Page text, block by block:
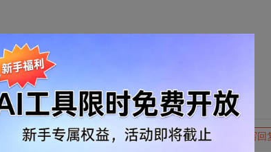
转发到动态 举报 写回